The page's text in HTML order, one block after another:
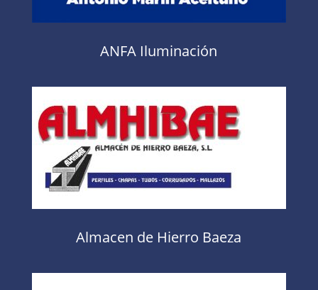
ANFA Iluminación
Almacen de Hierro Baeza